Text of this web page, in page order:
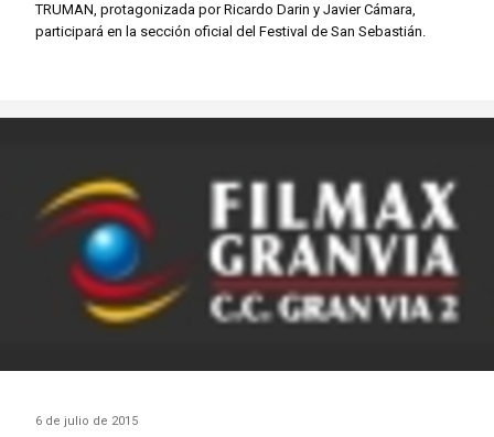
TRUMAN, protagonizada por Ricardo Darin y Javier Cámara,
participará en la sección oficial del Festival de San Sebastián.
6 de julio de 2015